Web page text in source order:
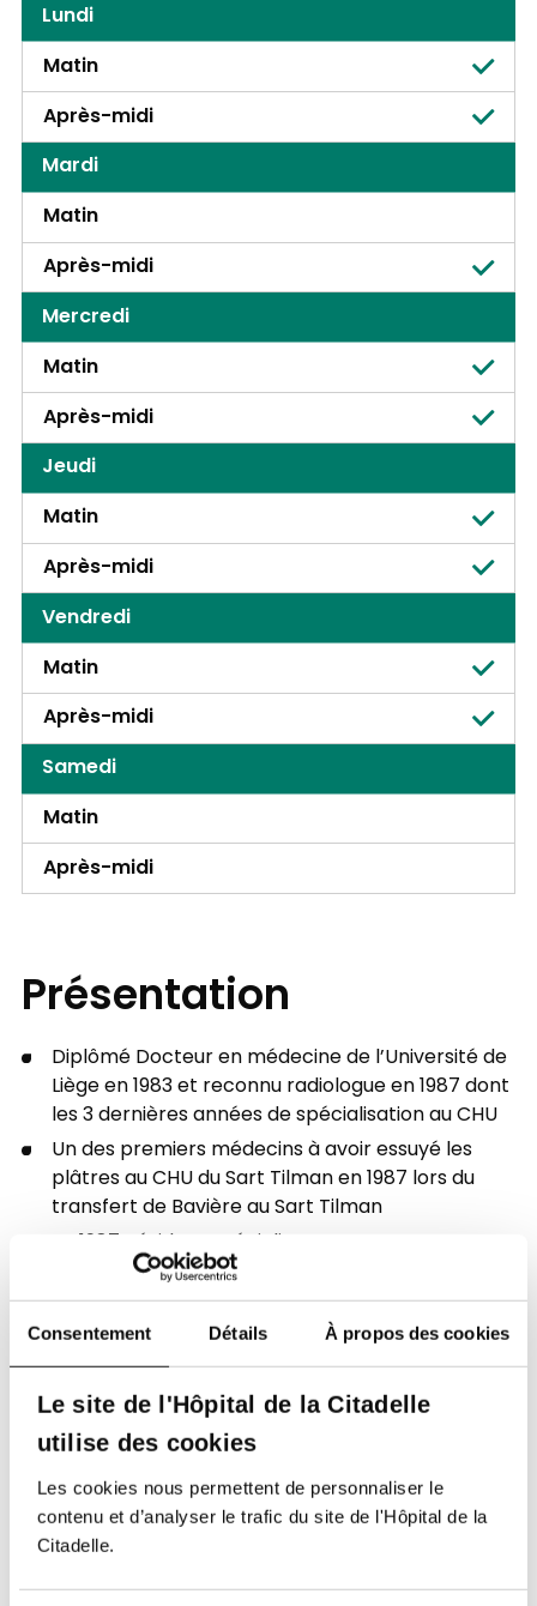
Consentement Détails À propos des cookies
Le site de l'Hôpital de la Citadelle
utilise des cookies
Les cookies nous permettent de personnaliser le
contenu et d’analyser le trafic du site de l'Hôpital de la
Citadelle.
Lundi
Matin
Après-midi
Mardi
Matin
Après-midi
Mercredi
Matin
Après-midi
Jeudi
Matin
Après-midi
Vendredi
Matin
Après-midi
Samedi
Matin
Après-midi
Présentation
Diplômé Docteur en médecine de l’Université de
Liège en 1983 et reconnu radiologue en 1987 dont
les 3 dernières années de spécialisation au CHU
Un des premiers médecins à avoir essuyé les
plâtres au CHU du Sart Tilman en 1987 lors du
transfert de Bavière au Sart Tilman
En 1987, résident spécialiste au CHU et sous
l’égide de Geneviève Trotteur formation en
radiologie vasculaire et interventionnelle
Travaille depuis 1988 à l'hôpital de la Citadelle
Compétence particulière en radiologie
vasculaire et interventionnelle développées et
peaufinées par la participation à différents
congrès et workshop. Tropisme particulier pour
tout ce qui concerne les accès vasculaires et
l’embolisation
Depuis octobre 2016, consultant au CHU du Sart